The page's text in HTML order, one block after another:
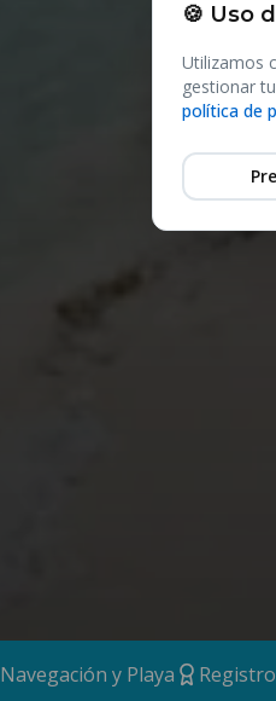
Navegación y Playa
🍪 Uso
Utilizamos
gestionar
política de